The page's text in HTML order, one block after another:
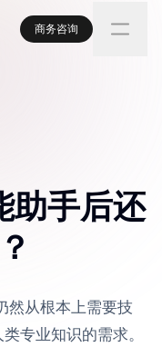
商务咨询
助手后还
然从根本上需要技
专业知识的需求。